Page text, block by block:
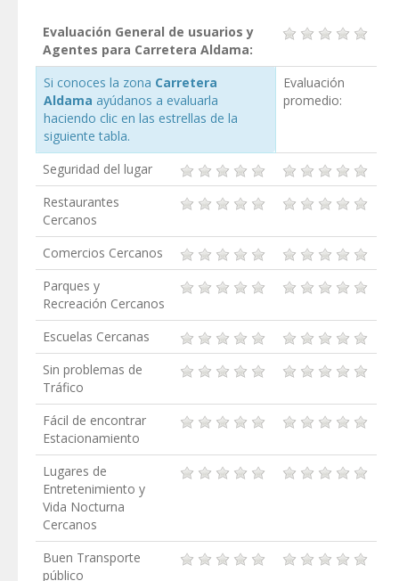
Evaluación General de usuarios y
Agentes para Carretera Aldama:
Si conoces la zona Carretera
Aldama ayúdanos a evaluarla
haciendo clic en las estrellas de la
siguiente tabla.
Evaluación
promedio:
Seguridad del lugar
Restaurantes
Cercanos
Comercios Cercanos
Parques y
Recreación Cercanos
Escuelas Cercanas
Sin problemas de
Tráfico
Fácil de encontrar
Estacionamiento
Lugares de
Entretenimiento y
Vida Nocturna
Cercanos
Buen Transporte
público